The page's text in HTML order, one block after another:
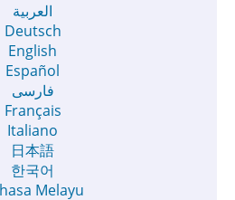
العربية
Deutsch
English
Español
فارسی
Français
Italiano
日本語
한국어
Melayu